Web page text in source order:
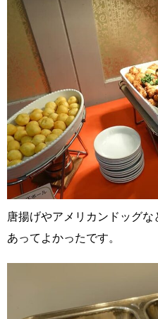
唐揚げやアメリカンドッグ
あってよかったです。